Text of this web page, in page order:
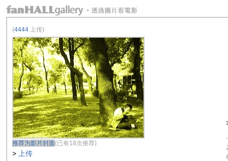
(4444 上传)
推荐为影片封面(已有18次推荐)
> 上传